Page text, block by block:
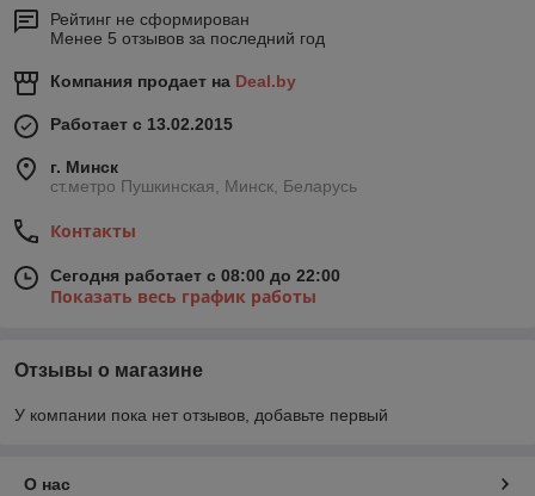
Рейтинг не сформирован
Менее 5 отзывов за последний год
Компания продает на Deal.by
Работает с 13.02.2015
г. Минск
ст.метро Пушкинская, Минск, Беларусь
Контакты
Сегодня работает с 08:00 до 22:00
Показать весь график работы
Отзывы о магазине
У компании пока нет отзывов, добавьте первый
О нас